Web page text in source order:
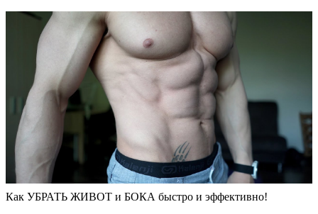
Как УБРАТЬ ЖИВОТ и БОКА быстро и эффективно!